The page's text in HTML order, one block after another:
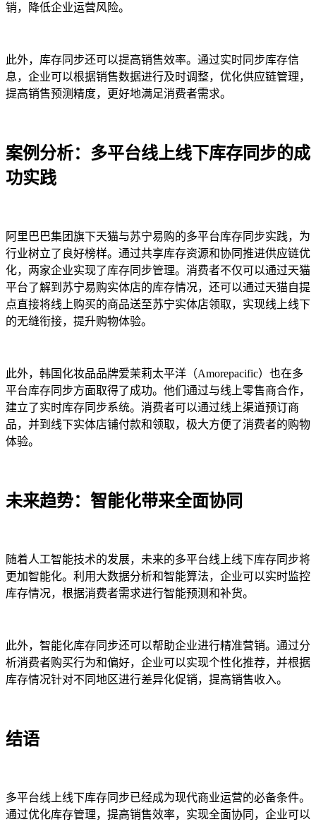
销，降低企业运营风险。
此外，库存同步还可以提高销售效率。通过实时同步库存信
息，企业可以根据销售数据进行及时调整，优化供应链管理，
提高销售预测精度，更好地满足消费者需求。
案例分析：多平台线上线下库存同步的成
功实践
阿里巴巴集团旗下天猫与苏宁易购的多平台库存同步实践，为
行业树立了良好榜样。通过共享库存资源和协同推进供应链优
化，两家企业实现了库存同步管理。消费者不仅可以通过天猫
平台了解到苏宁易购实体店的库存情况，还可以通过天猫自提
点直接将线上购买的商品送至苏宁实体店领取，实现线上线下
的无缝衔接，提升购物体验。
此外，韩国化妆品品牌爱茉莉太平洋（Amorepacific）也在多
平台库存同步方面取得了成功。他们通过与线上零售商合作，
建立了实时库存同步系统。消费者可以通过线上渠道预订商
品，并到线下实体店铺付款和领取，极大方便了消费者的购物
体验。
未来趋势：智能化带来全面协同
随着人工智能技术的发展，未来的多平台线上线下库存同步将
更加智能化。利用大数据分析和智能算法，企业可以实时监控
库存情况，根据消费者需求进行智能预测和补货。
此外，智能化库存同步还可以帮助企业进行精准营销。通过分
析消费者购买行为和偏好，企业可以实现个性化推荐，并根据
库存情况针对不同地区进行差异化促销，提高销售收入。
结语
多平台线上线下库存同步已经成为现代商业运营的必备条件。
通过优化库存管理，提高销售效率，实现全面协同，企业可以